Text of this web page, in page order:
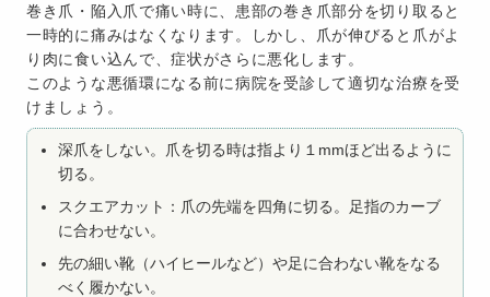
巻き爪・陥入爪で痛い時に、患部の巻き爪部分を切り取ると
一時的に痛みはなくなります。しかし、爪が伸びると爪がよ
り肉に食い込んで、症状がさらに悪化します。
このような悪循環になる前に病院を受診して適切な治療を受
けましょう。
深爪をしない。爪を切る時は指より１mmほど出るように
切る。
スクエアカット：爪の先端を四角に切る。足指のカーブ
に合わせない。
先の細い靴（ハイヒールなど）や足に合わない靴をなる
べく履かない。